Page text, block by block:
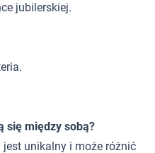
jubilerskiej.
się między sobą?
unikalny i może różnić